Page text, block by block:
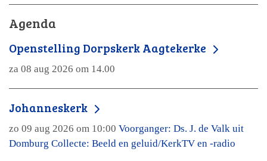
Agenda
Openstelling Dorpskerk Aagtekerke
za 08 aug 2026 om 14.00
Johanneskerk
zo 09 aug 2026 om 10:00 Voorganger: Ds. J. de Valk uit
Domburg Collecte: Beeld en geluid/KerkTV en -radio